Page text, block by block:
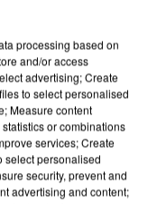
processing based on
and/or access
advertising; Create
to select personalised
Measure content
or combinations
services; Create
select personalised
security, prevent and
advertising and content;